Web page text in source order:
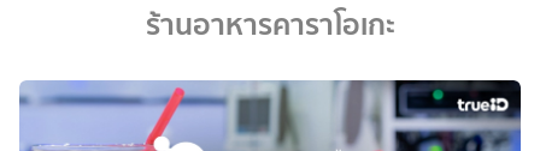
ร้านอาหารคาราโอเกะ